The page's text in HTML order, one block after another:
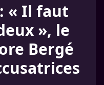
« Il faut
», le
Bergé